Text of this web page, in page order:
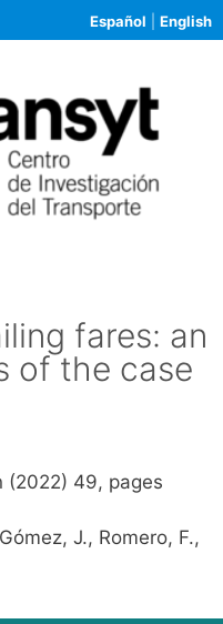
Español English
fares: an
of the case
(2022) 49, pages
J., Romero, F.,